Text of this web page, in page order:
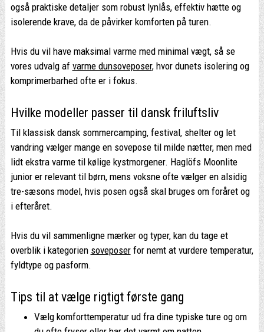
også praktiske detaljer som robust lynlås, effektiv hætte og
isolerende krave, da de påvirker komforten på turen.
Hvis du vil have maksimal varme med minimal vægt, så se
vores udvalg af varme dunsoveposer, hvor dunets isolering og
komprimerbarhed ofte er i fokus.
Hvilke modeller passer til dansk friluftsliv
Til klassisk dansk sommercamping, festival, shelter og let
vandring vælger mange en sovepose til milde nætter, men med
lidt ekstra varme til kølige kystmorgener. Haglöfs Moonlite
junior er relevant til børn, mens voksne ofte vælger en alsidig
tre-sæsons model, hvis posen også skal bruges om foråret og
i efteråret.
Hvis du vil sammenligne mærker og typer, kan du tage et
overblik i kategorien soveposerfor nemt at vurdere temperatur,
fyldtype og pasform.
Tips til at vælge rigtigt første gang
Vælg komforttemperatur ud fra dine typiske ture og om